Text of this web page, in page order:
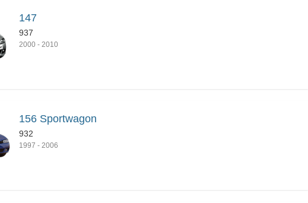
147
937
2000 - 2010
156 Sportwagon
932
1997 - 2006